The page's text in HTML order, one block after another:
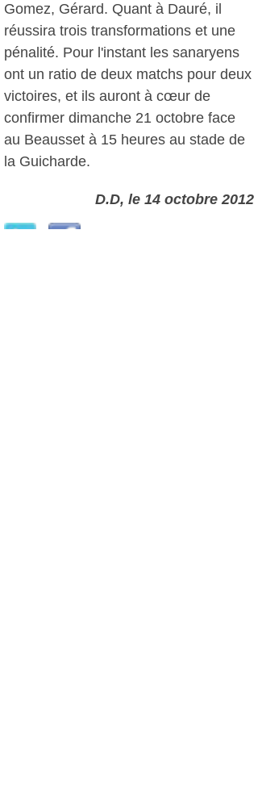
Gomez, Gérard. Quant à Dauré, il
réussira trois transformations et une
pénalité. Pour l'instant les sanaryens
ont un ratio de deux matchs pour deux
victoires, et ils auront à cœur de
confirmer dimanche 21 octobre face
au Beausset à 15 heures au stade de
la Guicharde.
D.D, le 14 octobre 2012